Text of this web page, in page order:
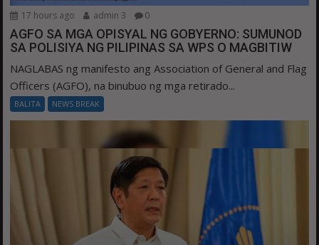
17 hours ago admin 3 0
AGFO SA MGA OPISYAL NG GOBYERNO: SUMUNOD
SA POLISIYA NG PILIPINAS SA WPS O MAGBITIW
NAGLABAS ng manifesto ang Association of General and Flag
Officers (AGFO), na binubuo ng mga retirado...
BALITA NEWS BREAK